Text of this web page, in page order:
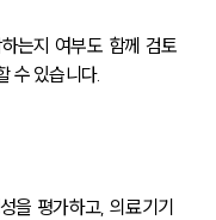
는지 여부도 함께 검토
수 있습니다.
을 평가하고, 의료기기